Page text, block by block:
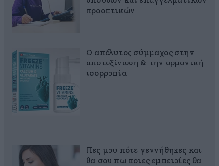
προοπτικών
Ο απόλυτος σύμμαχος στην
αποτοξίνωση & την ορμονική
ισορροπία
Πες μου πότε γεννήθηκες και
θα σου πω ποιες εμπειρίες θα